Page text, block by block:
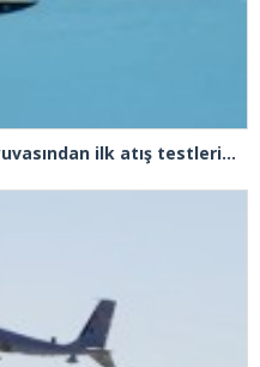
KIZILELMA dahili mühimmat yuvasından ilk atış testlerini başarıyla tamamladı